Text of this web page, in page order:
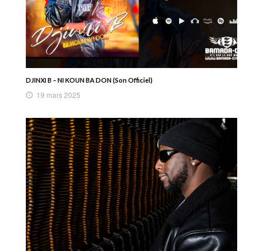
DJINXI B – NI KOUN BA DON (Son Officiel)
19 mars 2025